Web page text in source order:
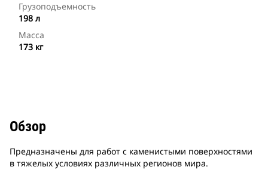
Грузоподъемность
198 л
Масса
173 кг
Обзор
Предназначены для работ с каменистыми поверхностями
в тяжелых условиях различных регионов мира.